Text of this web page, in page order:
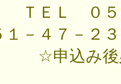
０５５１
－４７－２
後必ず確